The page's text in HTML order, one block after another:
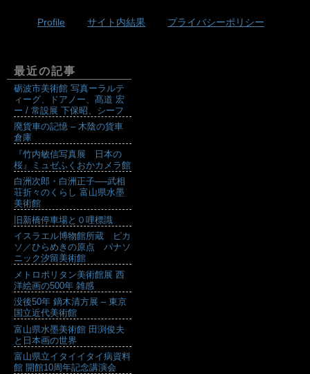
Profile サイト内結果 プライバシーポリシー
最近の記事
砺波市美術館 写真ーラルテ
ィーグ、ドアノー、髙道 宏
ー / 常設展 下保昭、シーフ
廃貨車の記憶 – 木陰の貨車
倉庫
『竹内敏信写真展 日本の
桜』ミュゼふくおかカメラ館
白洲次郎・白洲正子──武相
荘折々のくらし 富山県水墨
美術館
旧新橋停車場と０哩標識
イスラエル博物館所蔵 ピカ
ソ／ひらめきの原点 パナソ
ニック汐留美術館
メトロポリタン美術館展 西
洋絵画の500年 雑感
没後50年 鏑木清方展 – 東京
国立近代美術館
富山県水墨美術館 田渕俊夫
と日本画の世界
富山県立イタイイタイ病資料
館 開館10周年記念講演会